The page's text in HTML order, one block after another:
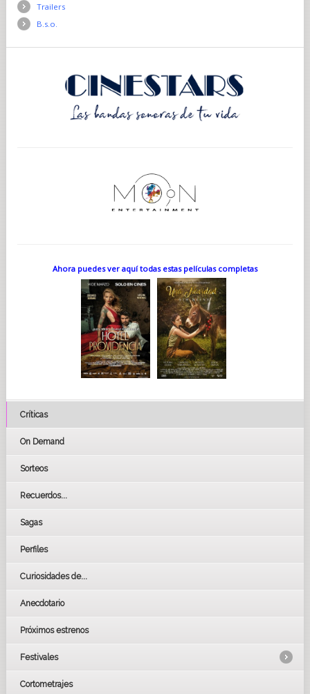
Trailers
B.s.o.
Ahora puedes ver aquí todas estas películas completas
Críticas
On Demand
Sorteos
Recuerdos...
Sagas
Perfiles
Curiosidades de...
Anecdotario
Próximos estrenos
Festivales
LOS OSCARS
Cortometrajes